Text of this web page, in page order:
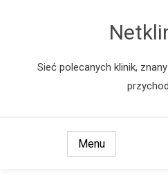
Sieć polecanych klinik,
Menu